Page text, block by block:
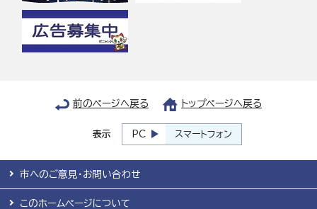
前のページへ戻る トップページへ戻る
表示 PC スマートフォン
市へのご意見・お問い合わせ
このホームページについて